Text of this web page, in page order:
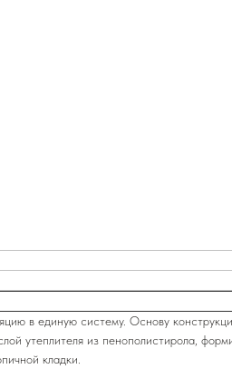
в единую систему. Основу
утеплителя из пенополистирола,
кладки.